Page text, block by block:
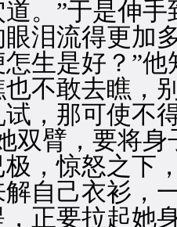
。”于是伸
泪流得更加
生是好？”
不敢去瞧，
，那可使不
双臂，要将
惊怒之下，
自己衣衫，
正要拉起她